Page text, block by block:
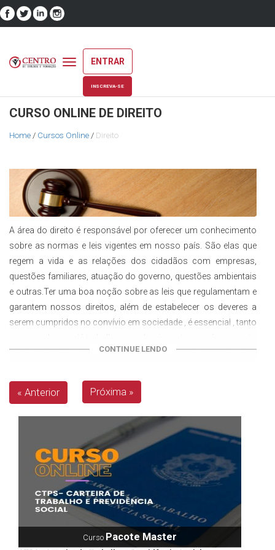
Toggle
navigation
ENTRAR
INSCREVA-SE
CURSO ONLINE DE DIREITO
Home / Cursos Online / Direito
A área do direito é responsável por oferecer um conhecimento
sobre as normas e leis vigentes em nosso país. São elas que
regem a vida e as relações dos cidadãos com empresas,
questões familiares, atuação do governo, questões ambientais
e outras.Ter uma boa noção sobre as leis que regulamentam e
garantem nossos direitos, além de estabelecer os deveres a
serem cumpridos no convívio em sociedade , é essencial , tanto
para qualquer outro cidadão. Você pode buscar este
Conheça um pouco mais sobre o ramo do direito no Brasil e
entenda tudo sobre o perfil exigido para estes profissionais,
panorama do mercado de trabalho e confira as dicas dos
melhores cursos de direito.
O Direito no Brasil sofreu uma forte influência de Portugal , já
que os primeiros escritos e normas jurídicas foram elaboradas
durante o período colonial. A partir daí , foram surgindo outras
necessidades da população e diferentes formas de
organização da sociedade. As leis evoluíram da época do Brasil
Império até a República e se configurou em como conhecemos
a nossa constituição atual. Proporcionalmente à evolução das
CONTINUE LENDO
« Anterior Próxima »
Curso Pacote Master